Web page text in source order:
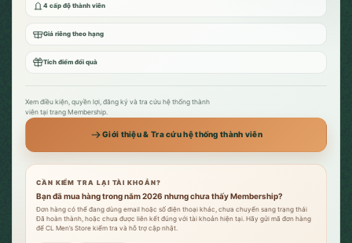
4 cấp độ thành viên
Giá riêng theo hạng
Tích điểm đổi quà
Xem điều kiện, quyền lợi, đăng ký và tra cứu hệ thống thành
viên tại trang Membership.
Giới thiệu & Tra cứu hệ thống thành viên
CẦN KIỂM TRA LẠI TÀI KHOẢN?
Bạn đã mua hàng trong năm 2026 nhưng chưa thấy Membership?
Đơn hàng có thể đang dùng email hoặc số điện thoại khác, chưa chuyển sang trạng thái
Đã hoàn thành, hoặc chưa được liên kết đúng với tài khoản hiện tại. Hãy gửi mã đơn hàng
để CL Men’s Store kiểm tra và hỗ trợ cập nhật.